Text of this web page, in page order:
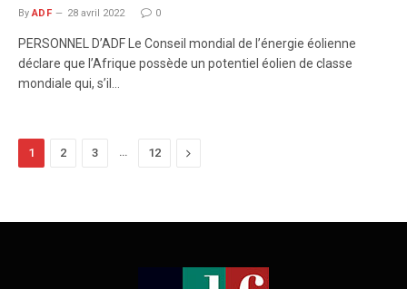
By ADF 28 avril 2022 0
PERSONNEL D’ADF Le Conseil mondial de l’énergie éolienne
déclare que l’Afrique possède un potentiel éolien de classe
mondiale qui, s’il…
1 2 3 12 Next